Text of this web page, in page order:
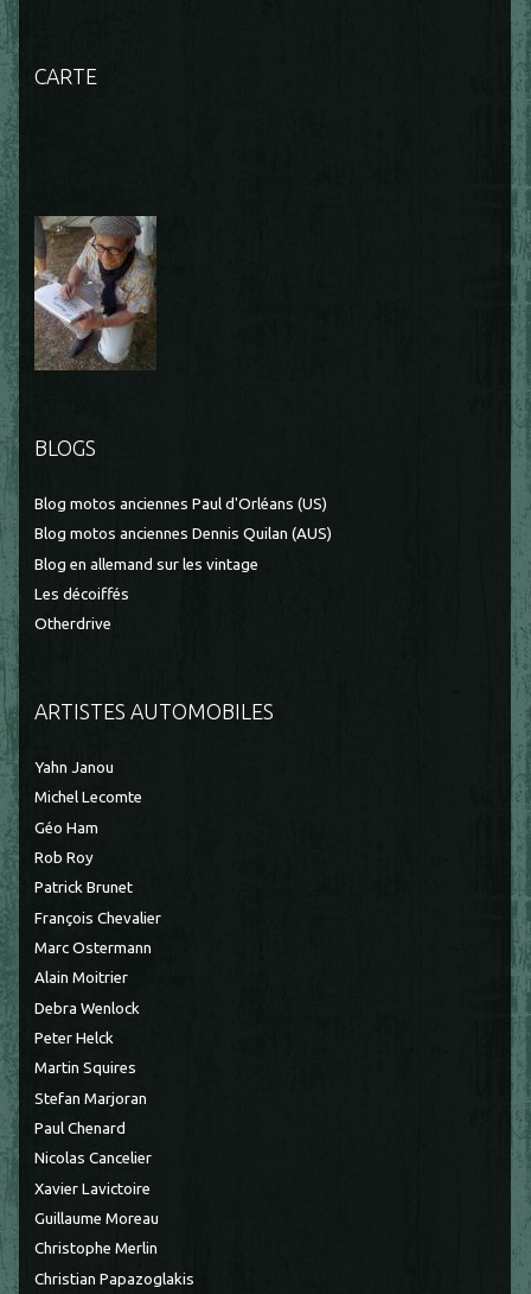
CARTE
BLOGS
Blog motos anciennes Paul d'Orléans (US)
Blog motos anciennes Dennis Quilan (AUS)
Blog en allemand sur les vintage
Les décoiffés
Otherdrive
ARTISTES AUTOMOBILES
Yahn Janou
Michel Lecomte
Géo Ham
Rob Roy
Patrick Brunet
François Chevalier
Marc Ostermann
Alain Moitrier
Debra Wenlock
Peter Helck
Martin Squires
Stefan Marjoran
Paul Chenard
Nicolas Cancelier
Xavier Lavictoire
Guillaume Moreau
Christophe Merlin
Christian Papazoglakis